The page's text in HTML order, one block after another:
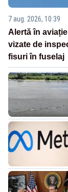
7 aug. 2026, 10:39
Alertă în
vizate de
fisuri în fuselaj